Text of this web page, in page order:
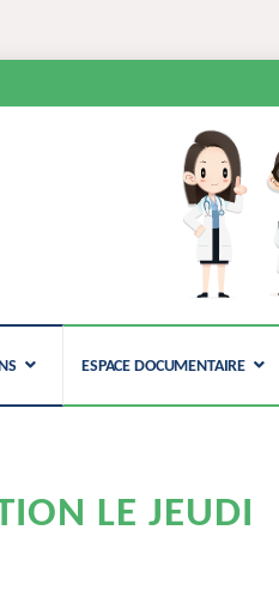
ESPACE DOCUMENTAIRE
LE JEUDI